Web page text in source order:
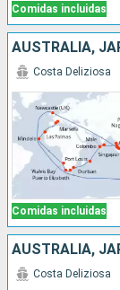
Comidas incluidas
Comidas incluidas
Costa Deliziosa
Costa Deliziosa